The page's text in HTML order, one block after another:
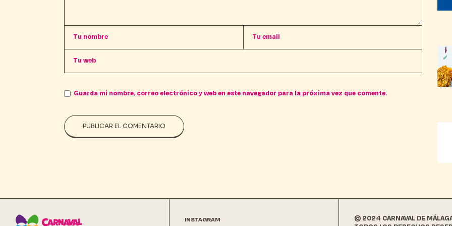
Guarda mi nombre, correo electrónico y web en este navegador para la próxima vez que comente.
PUBLICAR EL COMENTARIO
INSTAGRAM
© 2024 CARNAVAL DE